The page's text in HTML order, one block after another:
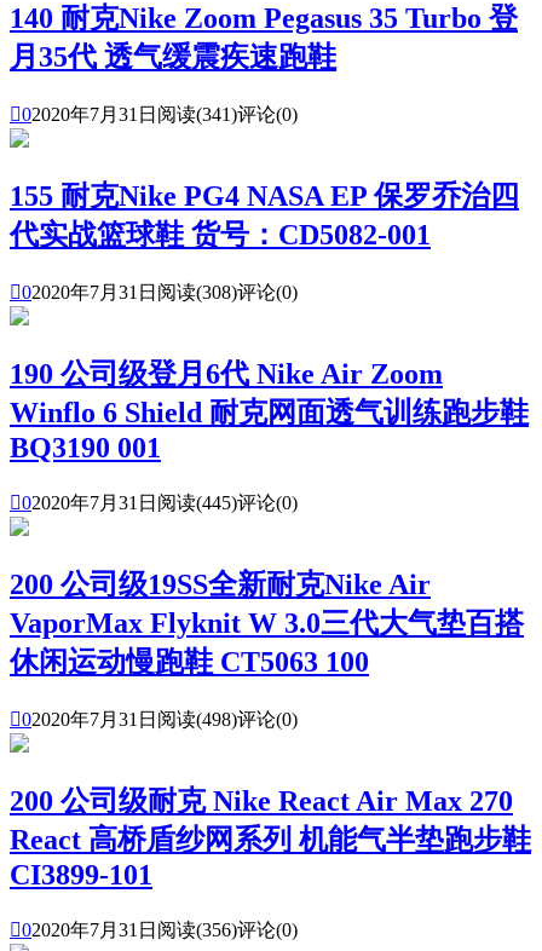
140 耐克Nike Zoom Pegasus 35 Turbo 登
月35代 透气缓震疾速跑鞋
02020年7月31日 阅读(341)评论(0)
155 耐克Nike PG4 NASA EP 保罗乔治四
代实战篮球鞋 货号：CD5082-001
02020年7月31日 阅读(308)评论(0)
190 公司级登月6代 Nike Air Zoom
Winflo 6 Shield 耐克网面透气训练跑步鞋
BQ3190 001
02020年7月31日 阅读(445)评论(0)
200 公司级19SS全新耐克Nike Air
VaporMax Flyknit W 3.0三代大气垫百搭
休闲运动慢跑鞋 CT5063 100
02020年7月31日 阅读(498)评论(0)
200 公司级耐克 Nike React Air Max 270
React 高桥盾纱网系列 机能气半垫跑步鞋
CI3899-101
02020年7月31日 阅读(356)评论(0)